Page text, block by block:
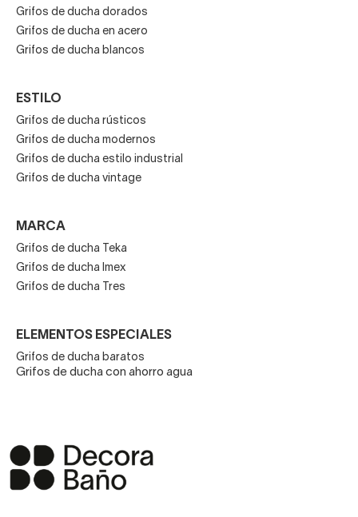
Grifos de ducha dorados
Grifos de ducha en acero
Grifos de ducha blancos
ESTILO
Grifos de ducha rústicos
Grifos de ducha modernos
Grifos de ducha estilo industrial
Grifos de ducha vintage
MARCA
Grifos de ducha Teka
Grifos de ducha Imex
Grifos de ducha Tres
ELEMENTOS ESPECIALES
Grifos de ducha baratos
Grifos de ducha con ahorro agua